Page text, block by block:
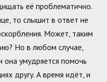
её проблематично.
то слышит в ответ не
Может, таким
Но в любом случае,
она умудряется помочь
другу. А время идёт, и